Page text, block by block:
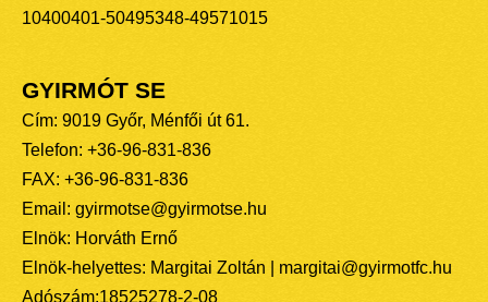
10400401-50495348-49571015
GYIRMÓT SE
Cím: 9019 Győr, Ménfői út 61.
Telefon: +36-96-831-836
FAX: +36-96-831-836
Email: gyirmotse@gyirmotse.hu
Elnök: Horváth Ernő
Elnök-helyettes: Margitai Zoltán | margitai@gyirmotfc.hu
Adószám:18525278-2-08